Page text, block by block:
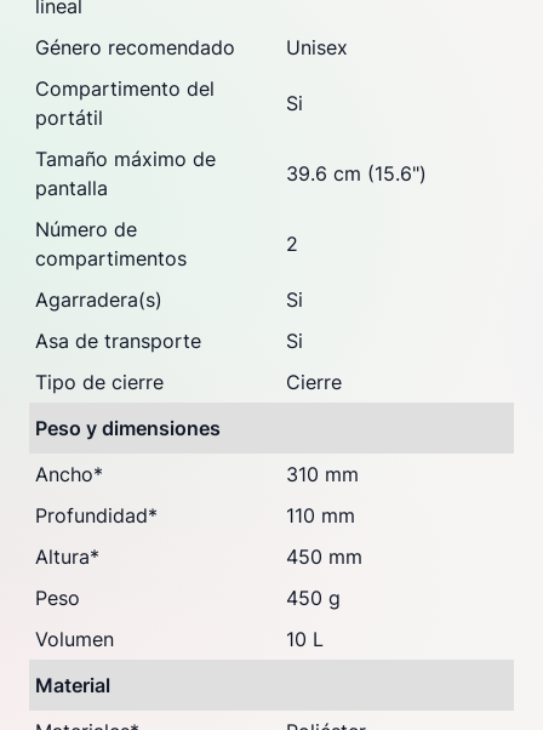
lineal
Género recomendado
Unisex
Compartimento del
portátil
Si
Tamaño máximo de
pantalla
39.6 cm (15.6")
Número de
compartimentos
2
Agarradera(s)
Si
Asa de transporte
Si
Tipo de cierre
Cierre
Peso y dimensiones
Ancho*
310 mm
Profundidad*
110 mm
Altura*
450 mm
Peso
450 g
Volumen
10 L
Material